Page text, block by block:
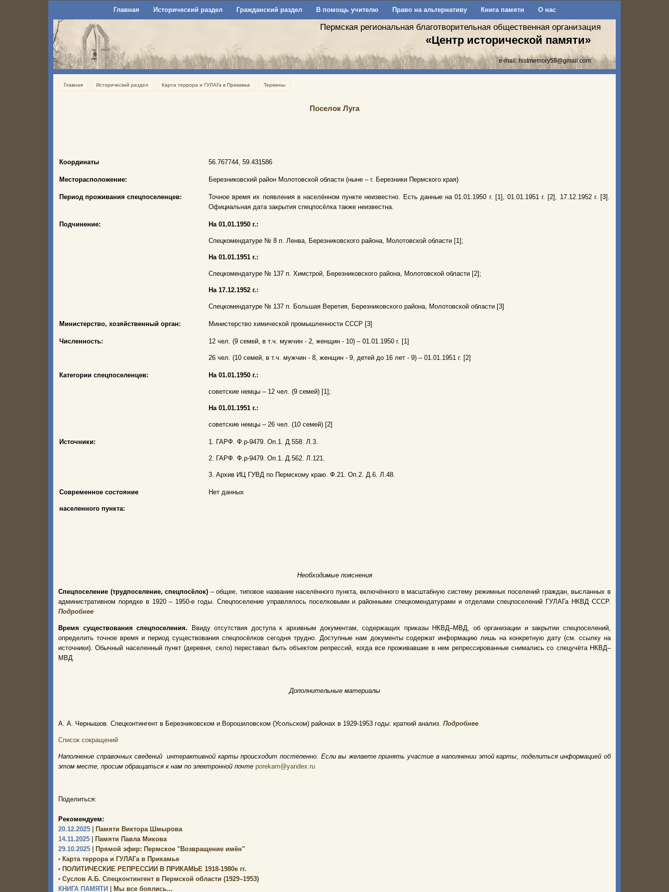
Главная Исторический раздел Гражданский раздел В помощь учителю Право на альтернативу Книга памяти О нас
Пермская региональная благотворительная общественная организация
«Центр исторической памяти»
e-mail:histmemory59@gmail.com
Главная Исторический раздел Карта террора и ГУЛАГа в Прикамье Термины
Поселок Луга
Координаты 56.767744, 59.431586
Месторасположение: Березниковский район Молотовской области (ныне – г. Березники Пермского края)
Период проживания спецпоселенцев:
Точное время их появления в населённом пункте неизвестно. Есть данные на 01.01.1950 г. [1], 01.01.1951 г. [2], 17.12.1952 г. [3].
Официальная дата закрытия спецпосёлка также неизвестна.
Подчинение: На 01.01.1950 г.:
Спецкомендатуре № 8 п. Ленва, Березниковского района, Молотовской области [1];
На 01.01.1951 г.:
Спецкомендатуре № 137 п. Химстрой, Березниковского района, Молотовской области [2];
На 17.12.1952 г.:
Спецкомендатуре № 137 п. Большая Веретия, Березниковского района, Молотовской области [3]
Министерство, хозяйственный орган: Министерство химической промышленности СССР [3]
Численность: 12 чел. (9 семей, в т.ч. мужчин - 2, женщин - 10) – 01.01.1950 г. [1]
26 чел. (10 семей, в т.ч. мужчин - 8, женщин - 9, детей до 16 лет - 9) – 01.01.1951 г. [2]
Категории спецпоселенцев: На 01.01.1950 г.:
советские немцы – 12 чел. (9 семей) [1];
На 01.01.1951 г.:
советские немцы – 26 чел. (10 семей) [2]
Источники: 1. ГАРФ. Ф.р-9479. Оп.1. Д.558. Л.3.
2. ГАРФ. Ф.р-9479. Оп.1. Д.562. Л.121.
3. Архив ИЦ ГУВД по Пермскому краю. Ф.21. Оп.2. Д.6. Л.48.
Современное состояние
населенного пункта:
Нет данных
Необходимые пояснения
Спецпоселение (трудпоселение, спецпосёлок) – общее, типовое название населённого пункта, включённого в масштабную систему режимных поселений граждан, высланных в
административном порядке в 1920 – 1950-е годы. Спецпоселение управлялось поселковыми и районными спецкомендатурами и отделами спецпоселений ГУЛАГа НКВД СССР.
Подробнее
Время существования спецпоселения.
Ввиду отсутствия доступа к архивным документам, содержащих приказы НКВД–МВД, об организации и закрытии спецпоселений,
определить точное время и период существования спецпосёлков сегодня трудно. Доступные нам документы содержат информацию лишь на конкретную дату (см. ссылку на
источники). Обычный населенный пункт (деревня, село) переставал быть объектом репрессий, когда все проживавшие в нем репрессированные снимались со спецучёта НКВД–
МВД.
Дополнительные материалы
А. А. Чернышов. Спецконтингент в Березниковском и Ворошиловском (Усольском) районах в 1929-1953 годы: краткий анализ. Подробнее
Список сокращений
Наполнение справочных сведений интерактивной карты происходит постепенно. Если вы желаете принять участие в наполнении этой карты, поделиться информацией об
этом месте, просим обращаться к нам по электронной почте porekam@yandex.ru
Поделиться:
Рекомендуем:
20.12.2025
Памяти Виктора Шмырова
14.11.2025
Памяти Павла Микова
29.10.2025
Прямой эфир: Пермское "Возвращение имён"
• Карта террора и ГУЛАГа в Прикамье
• ПОЛИТИЧЕСКИЕ РЕПРЕССИИ В ПРИКАМЬЕ 1918-1980е гг.
• Суслов А.Б. Спецконтингент в Пермской области (1929–1953)
КНИГА ПАМЯТИ
Мы все боялись...